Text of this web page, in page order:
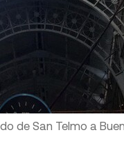
de San Telmo a